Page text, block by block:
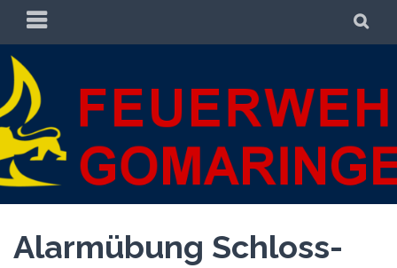
Zum
springen
PRIMÄRES
MENÜ
FREIWILLIGE
FEUERWEHR
GOMARINGEN
FREIWILLIGE FEUERWEHR GOMARINGEN
Alarmübung Schloss-